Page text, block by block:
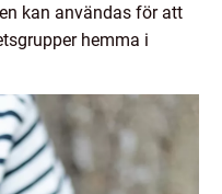
kan användas för att
hemma i